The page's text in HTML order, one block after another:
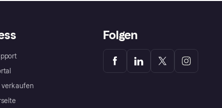
verkaufen
Folgen